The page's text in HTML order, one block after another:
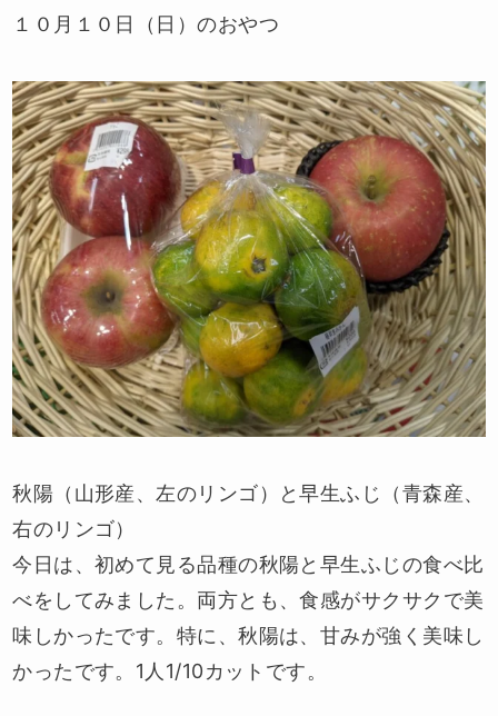
１０月１０日（日）のおやつ
秋陽（山形産、左のリンゴ）と早生ふじ（青森産、
右のリンゴ）
今日は、初めて見る品種の秋陽と早生ふじの食べ比
べをしてみました。両方とも、食感がサクサクで美
味しかったです。特に、秋陽は、甘みが強く美味し
かったです。1人1/10カットです。